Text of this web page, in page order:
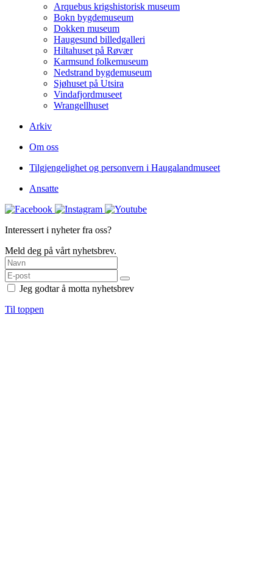
Arquebus krigshistorisk museum
Bokn bygdemuseum
Dokken museum
Haugesund billedgalleri
Hiltahuset på Røvær
Karmsund folkemuseum
Nedstrand bygdemuseum
Sjøhuset på Utsira
Vindafjordmuseet
Wrangellhuset
Arkiv
Om oss
Tilgjengelighet og personvern i Haugalandmuseet
Ansatte
Interessert i nyheter fra oss?
Meld deg på vårt nyhetsbrev.
Jeg godtar å motta nyhetsbrev
Til toppen